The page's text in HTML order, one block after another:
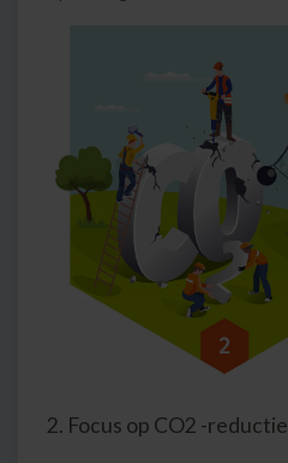
2. Focus op CO2 -reductie